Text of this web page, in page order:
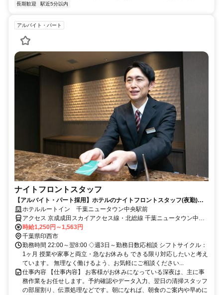
長期歓迎
駅近5分以内
アルバイト・パート
ナイトフロントスタッフ
【アルバイト・パート採用】ホテルのナイトフロントスタッフ(夜勤)／
未経験歓迎！接客スキルも身につく
ホテルルートイン 千葉ニュータウン中央駅前
アクセス 京成成田スカイアクセス線・北総線 千葉ニュータウン中央
徒歩約4分
時給1,250円～1,563円
千葉県印西市
勤務時間 22:00～翌8:00 ◇週3日～勤務日数応相談 シフトサイクル：
1ヶ月 授業や家事と両立・急なお休みも できる限り対応したいと考え
ています。 無理なく働けるよう、お気軽にご相談ください...
仕事内容 【仕事内容】 お客様がお休みになっている深夜は、主に事
務作業をお任せします。予約確認やデータ入力、翌日の清掃スタッフ
の部屋割り、伝票処理などです。朝になれば、朝食のご案内や早めに